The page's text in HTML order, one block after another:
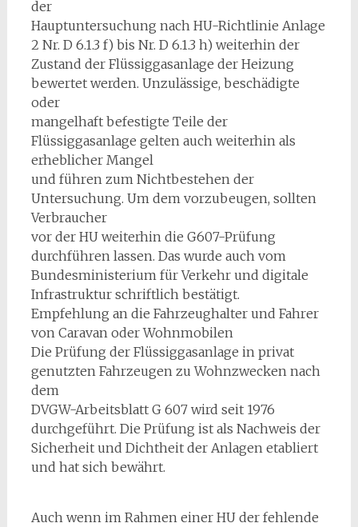
der
Hauptuntersuchung nach HU-Richtlinie Anlage
2 Nr. D 6.1.3 f) bis Nr. D 6.1.3 h) weiterhin der
Zustand der Flüssiggasanlage der Heizung
bewertet werden. Unzulässige, beschädigte
oder
mangelhaft befestigte Teile der
Flüssiggasanlage gelten auch weiterhin als
erheblicher Mangel
und führen zum Nichtbestehen der
Untersuchung. Um dem vorzubeugen, sollten
Verbraucher
vor der HU weiterhin die G607-Prüfung
durchführen lassen. Das wurde auch vom
Bundesministerium für Verkehr und digitale
Infrastruktur schriftlich bestätigt.
Empfehlung an die Fahrzeughalter und Fahrer
von Caravan oder Wohnmobilen
Die Prüfung der Flüssiggasanlage in privat
genutzten Fahrzeugen zu Wohnzwecken nach
dem
DVGW-Arbeitsblatt G 607 wird seit 1976
durchgeführt. Die Prüfung ist als Nachweis der
Sicherheit und Dichtheit der Anlagen etabliert
und hat sich bewährt.
Auch wenn im Rahmen einer HU der fehlende